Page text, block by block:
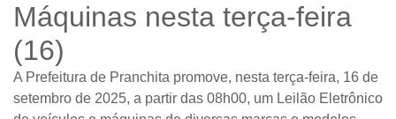
Máquinas nesta terça-feira
(16)
A Prefeitura de Pranchita promove, nesta terça-feira, 16 de
setembro de 2025, a partir das 08h00, um Leilão Eletrônico